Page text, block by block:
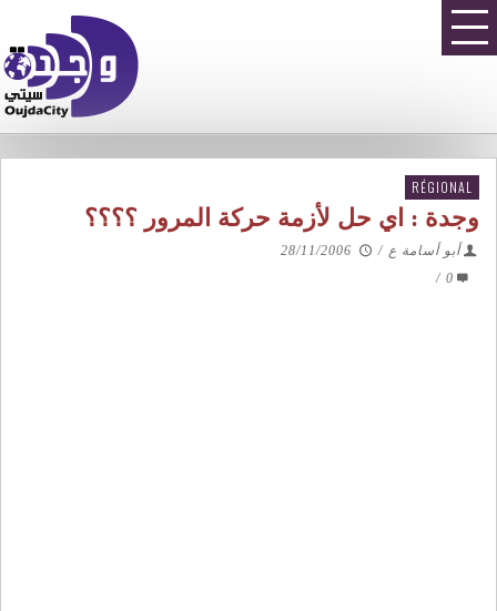
RÉGIONAL
وجدة : اي حل لأزمة حركة المرور ؟؟؟؟
أبو أسامة ع /
28/11/2006
0
/